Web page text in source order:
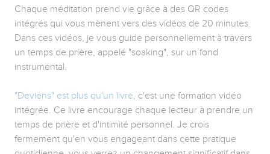
Chaque méditation prend vie grâce à des QR codes
intégrés qui vous mènent vers des vidéos de 20 minutes.
Dans ces vidéos, je vous guide personnellement à travers
un temps de prière, appelé "soaking", sur un fond
instrumental.
"Deviens" est plus qu'un livre, c'est une formation vidéo
intégrée. Ce livre encourage chaque lecteur à prendre un
temps de prière et d'intimité personnel. Je crois
fermement qu'en vous engageant dans cette pratique